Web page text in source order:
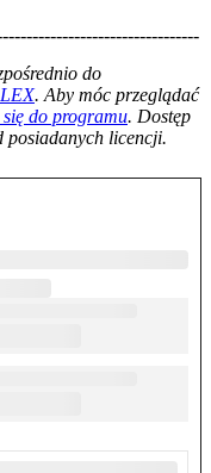
do
. Aby móc przeglądać
do programu. Dostęp
posiadanych licencji.